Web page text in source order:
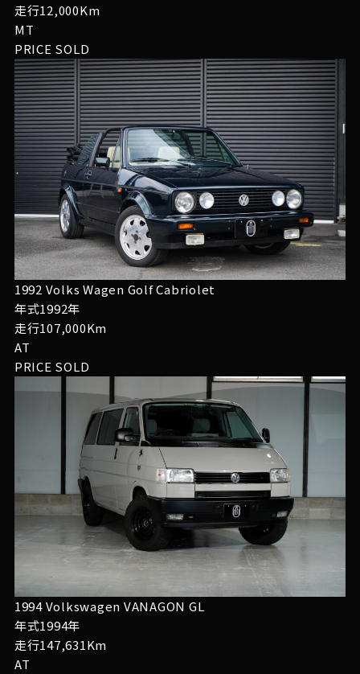
走行12,000Km
MT
PRICE SOLD
1992 Volks Wagen Golf Cabriolet
年式1992年
走行107,000Km
AT
PRICE SOLD
1994 Volkswagen VANAGON GL
年式1994年
走行147,631Km
AT